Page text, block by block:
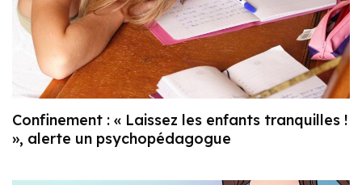
Confinement : « Laissez les enfants tranquilles !
», alerte un psychopédagogue